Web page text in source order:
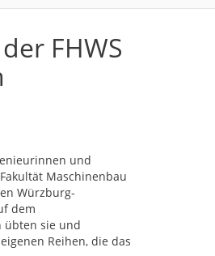
FHWS
und
Maschinenbau
Würzburg-
dem
übten sie und
Reihen, die das